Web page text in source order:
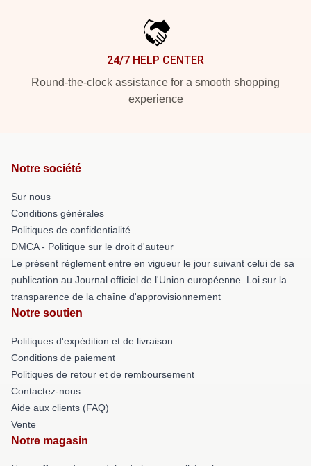
24/7 HELP CENTER
Round-the-clock assistance for a smooth shopping
experience
Notre société
Sur nous
Conditions générales
Politiques de confidentialité
DMCA - Politique sur le droit d'auteur
Le présent règlement entre en vigueur le jour suivant celui de sa
publication au Journal officiel de l'Union européenne. Loi sur la
transparence de la chaîne d'approvisionnement
Notre soutien
Politiques d'expédition et de livraison
Conditions de paiement
Politiques de retour et de remboursement
Contactez-nous
Aide aux clients (FAQ)
Vente
Notre magasin